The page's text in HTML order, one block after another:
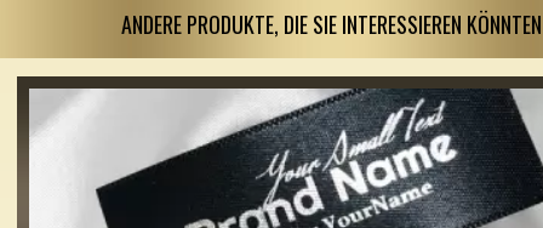
ANDERE PRODUKTE, DIE SIE INTERESSIEREN